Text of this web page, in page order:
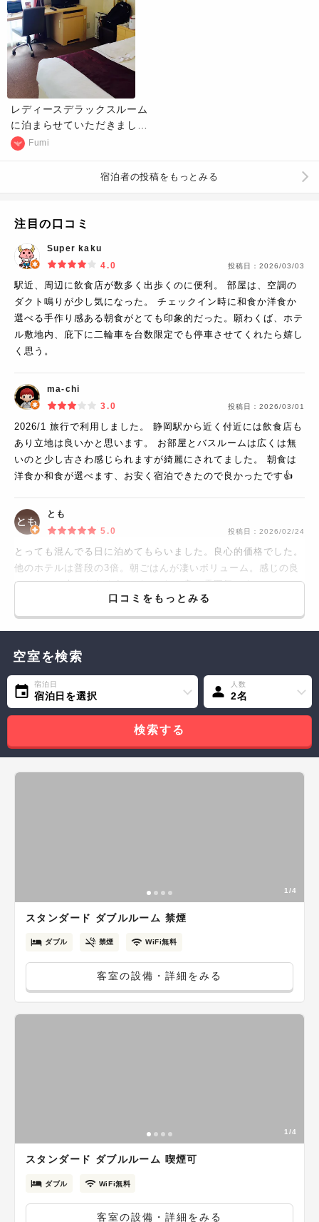
レディースデラックスルーム
に泊まらせていただきまし
た。 クイーンサイズのベッ
メニティ、ボディケアグッズ
のに必死であれこれ使い倒す
はとても名残惜しいものがあ
りました。 この客室に行くに
はレディースエリア専用のキ
ーが必要でセキュリティもし
っかりしています。 アメニテ
ィは廊下にも置かれているの
で自分で自由に補充する事が
まで取りに行くのって、結構
気まずかったりします。） 朝
食の会場は広々としていて、
駅前の人通りをのんびり眺め
ながらゆっくりと食事する事
が出来ました。 女性におすす
Fumi
宿泊者の投稿をもっとみる
注目の口コミ
Super kaku
4.0
投稿日： 2026/03/03
駅近、周辺に飲食店が数多く出歩くのに便利。 部屋は、空調の
ダクト鳴りが少し気になった。 チェックイン時に和食か洋食か
選べる手作り感ある朝食がとても印象的だった。願わくば、ホテ
ル敷地内、庇下に二輪車を台数限定でも停車させてくれたら嬉し
く思う。
ma-chi
3.0
投稿日： 2026/03/01
2026/1 旅行で利用しました。 静岡駅から近く付近には飲食店も
あり立地は良いかと思います。 お部屋とバスルームは広くは無
いのと少し古さわ感じられますが綺麗にされてました。 朝食は
洋食か和食が選べます、お安く宿泊できたので良かったです👍
とも
5.0
投稿日： 2026/02/24
とっても混んでる日に泊めてもらいました。良心的価格でした。
他のホテルは普段の3倍。朝ごはんが凄いボリューム。感じの良
いホテル。古いんだろうけど、これは良い雰囲気です。
口コミをもっとみる
空室を検索
宿泊日
宿泊日を選択
人数
2名
検索する
1/4
スタンダード ダブルルーム 禁煙
ダブル 禁煙 WiFi無料
客室の設備・詳細をみる
1/4
スタンダード ダブルルーム 喫煙可
ダブル WiFi無料
客室の設備・詳細をみる